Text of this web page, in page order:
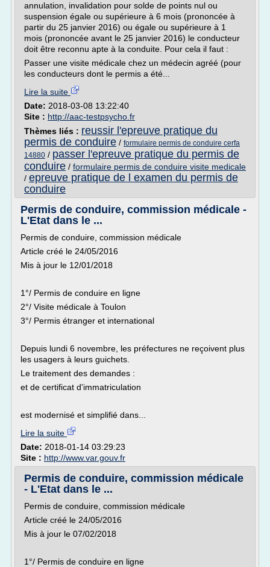
annulation, invalidation pour solde de points nul ou
suspension égale ou supérieure à 6 mois (prononcée à
partir du 25 janvier 2016) ou égale ou supérieure à 1
mois (prononcée avant le 25 janvier 2016) le conducteur
doit être reconnu apte à la conduite. Pour cela il faut :
Passer une visite médicale chez un médecin agréé (pour
les conducteurs dont le permis a été...
Lire la suite
Date: 2018-03-08 13:22:40
Site : http://aac-testpsycho.fr
Thèmes liés : reussir l'epreuve pratique du
permis de conduire / formulaire permis de conduire cerfa
14880 / passer l'epreuve pratique du permis de
conduire / formulaire permis de conduire visite medicale
/ epreuve pratique de l examen du permis de
conduire
Permis de conduire, commission médicale -
L'Etat dans le ...
Permis de conduire, commission médicale
Article créé le 24/05/2016
Mis à jour le 12/01/2018
1°/ Permis de conduire en ligne
2°/ Visite médicale à Toulon
3°/ Permis étranger et international
Depuis lundi 6 novembre, les préfectures ne reçoivent plus
les usagers à leurs guichets.
Le traitement des demandes :
et de certificat d'immatriculation
est modernisé et simplifié dans...
Lire la suite
Date: 2018-01-14 03:29:23
Site : http://www.var.gouv.fr
Permis de conduire, commission médicale
- L'Etat dans le ...
Permis de conduire, commission médicale
Article créé le 24/05/2016
Mis à jour le 07/02/2018
1°/ Permis de conduire en ligne